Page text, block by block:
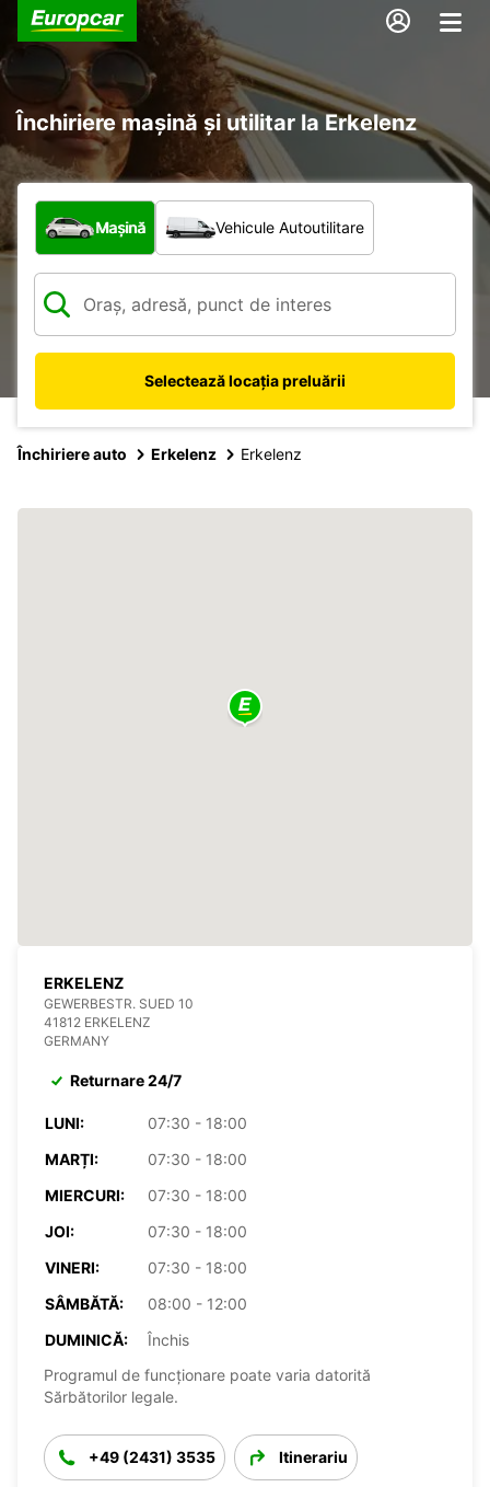
Închiriere mașină și utilitar la Erkelenz
Ce tip de vehicul?
Mașină Vehicule Autoutilitare
Selectează locația preluării
Închiriere auto Erkelenz Erkelenz
ERKELENZ
GEWERBESTR. SUED 10
41812 ERKELENZ
GERMANY
Returnare 24/7
LUNI:
07:30 - 18:00
MARȚI:
07:30 - 18:00
MIERCURI:
07:30 - 18:00
JOI:
07:30 - 18:00
VINERI:
07:30 - 18:00
SÂMBĂTĂ:
08:00 - 12:00
DUMINICĂ:
Închis
Programul de funcționare poate varia datorită
Sărbătorilor legale.
+49 (2431) 3535 Itinerariu